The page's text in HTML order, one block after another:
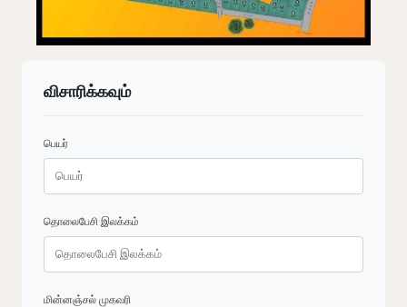
விசாரிக்கவும்
பெயர்
தொலைபேசி இலக்கம்
மின்னஞ்சல் முகவரி